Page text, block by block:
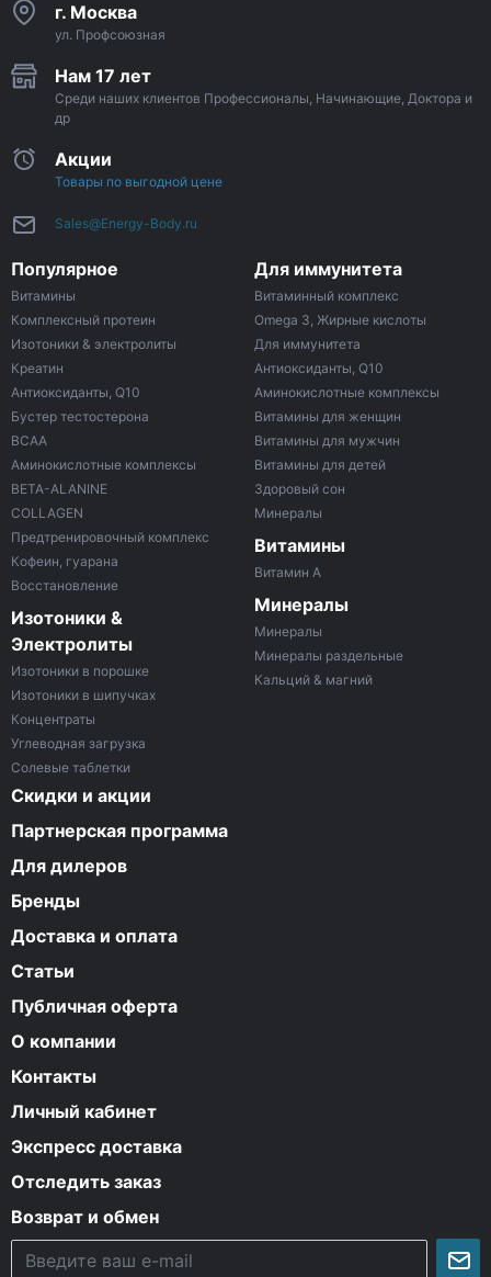
г. Москва
ул. Профсоюзная
Нам 17 лет
Среди наших клиентов Профессионалы, Начинающие, Доктора и
др
Акции
Товары по выгодной цене
Sales@Energy-Body.ru
Популярное
Витамины
Комплексный протеин
Изотоники & электролиты
Креатин
Антиоксиданты, Q10
Бустер тестостерона
ВСАА
Аминокислотные комплексы
BETA-ALANINE
COLLAGEN
Предтренировочный комплекс
Кофеин, гуарана
Восстановление
Изотоники &
Электролиты
Изотоники в порошке
Изотоники в шипучках
Концентраты
Углеводная загрузка
Солевые таблетки
Для иммунитета
Витаминный комплекс
Omega 3, Жирные кислоты
Для иммунитета
Антиоксиданты, Q10
Аминокислотные комплексы
Витамины для женщин
Витамины для мужчин
Витамины для детей
Здоровый сон
Минералы
Витамины
Витамин A
Минералы
Минералы
Минералы раздельные
Кальций & магний
Скидки и акции
Партнерская программа
Для дилеров
Бренды
Доставка и оплата
Статьи
Публичная оферта
О компании
Контакты
Личный кабинет
Экспресс доставка
Отследить заказ
Возврат и обмен